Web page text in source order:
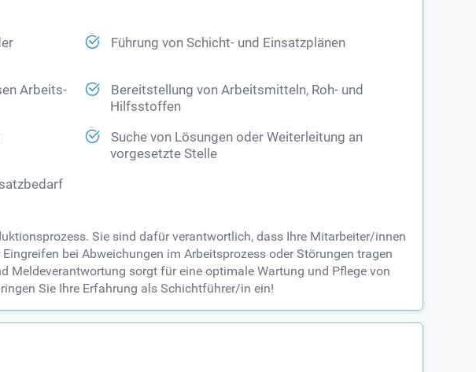
Führung von Schicht- und Einsatzplänen
Arbeits-
Bereitstellung von Arbeitsmitteln, Roh- und
Hilfsstoffen
Suche von Lösungen oder Weiterleitung an
vorgesetzte Stelle
Sie sind dafür verantwortlich, dass Ihre Mitarbeiter/innen
bei Abweichungen im Arbeitsprozess oder Störungen tragen
Meldeverantwortung sorgt für eine optimale Wartung und Pflege von
Sie Ihre Erfahrung als Schichtführer/in ein!